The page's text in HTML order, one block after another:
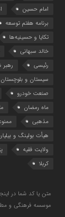
امام حسین
برنامه هفتم توسعه
تکایا و حسینیه‌ها
خالد سبهانی
رئیسی
رهبر
سیستان و بلوچستان
صنعت خودرو
ماه رمضان
مذهبی
هیأت بولینگ و
ولایت فقیه
کربلا
متن یا کد شما در
موسسه فرهنگی و